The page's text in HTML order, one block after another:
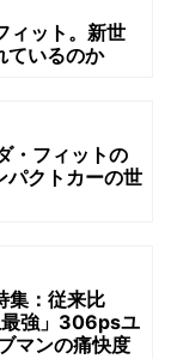
ィット。新世
ているのか
・フィットの
パクトカーの世
集：従来比
強」306psユ
マンの痛快度